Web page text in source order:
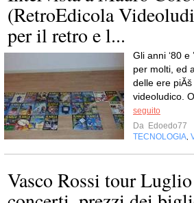
(RetroEdicola
per il retro e l...
Gli anni ‘80
per molti, ed
delle ere
videoludico.
seguito
Da Edoedo77
TECNOLOGIA
Vasco Rossi tour